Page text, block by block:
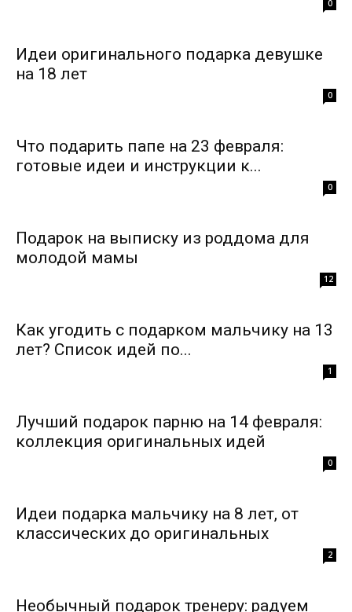
0
Идеи оригинального подарка девушке
на 18 лет
0
Что подарить папе на 23 февраля:
готовые идеи и инструкции к...
0
Подарок на выписку из роддома для
молодой мамы
12
Как угодить с подарком мальчику на 13
лет? Список идей по...
1
Лучший подарок парню на 14 февраля:
коллекция оригинальных идей
0
Идеи подарка мальчику на 8 лет, от
классических до оригинальных
2
Необычный подарок тренеру: радуем